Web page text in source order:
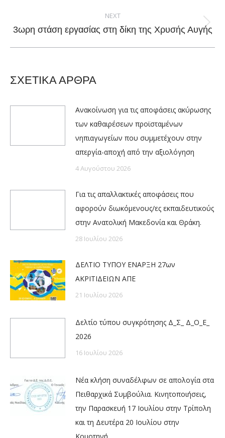
NEXT
Next
3ωρη στάση εργασίας στη δίκη της Χρυσής Αυγής
ΣΧΕΤΙΚΑ ΑΡΘΡΑ
Ανακοίνωση για τις αποφάσεις ακύρωσης
των καθαιρέσεων προϊσταμένων
νηπιαγωγείων που συμμετέχουν στην
απεργία-αποχή από την αξιολόγηση
4 Αυγούστου 2026
Για τις απαλλακτικές αποφάσεις που
αφορούν διωκόμενους/ες εκπαιδευτικούς
στην Ανατολική Μακεδονία και Θράκη.
28 Ιουλίου 2026
ΔΕΛΤΙΟ ΤΥΠΟΥ ΕΝΑΡΞΗ 27ων
ΑΚΡΙΤΙΔΕΙΩΝ ΑΠΕ
21 Ιουλίου 2026
Δελτίο τύπου συγκρότησης Δ_Σ_ Δ_Ο_Ε_
2026
16 Ιουλίου 2026
Νέα κλήση συναδέλφων σε απολογία στα
Πειθαρχικά Συμβούλια. Κινητοποιήσεις,
την Παρασκευή 17 Ιουλίου στην Τρίπολη
και τη Δευτέρα 20 Ιουλίου στην